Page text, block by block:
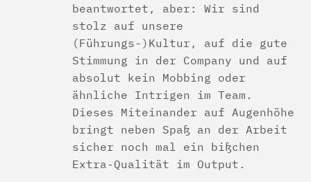
beantwortet, aber: Wir sind
stolz auf unsere
(Führungs-)Kultur, auf die gute
Stimmung in der Company und auf
absolut kein Mobbing oder
ähnliche Intrigen im Team.
Dieses Miteinander auf Augenhöhe
bringt neben Spaß an der Arbeit
sicher noch mal ein bißchen
Extra-Qualität im Output.